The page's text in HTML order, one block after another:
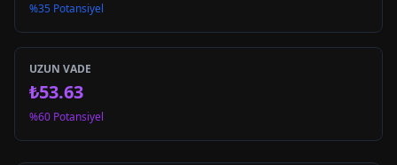
%35 Potansiyel
UZUN VADE
₺53.63
%60 Potansiyel